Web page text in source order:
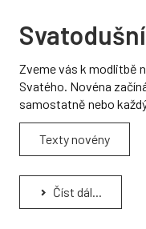
Zveme vás k modlitbě
Svatého. Novéna
samostatně nebo
Texty novény
Číst dál...